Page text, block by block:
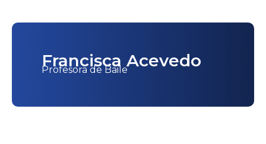
Francisca Acevedo
Profesora de Baile